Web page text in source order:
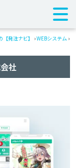
発注ナビ】 ›WEBシステム ›
社